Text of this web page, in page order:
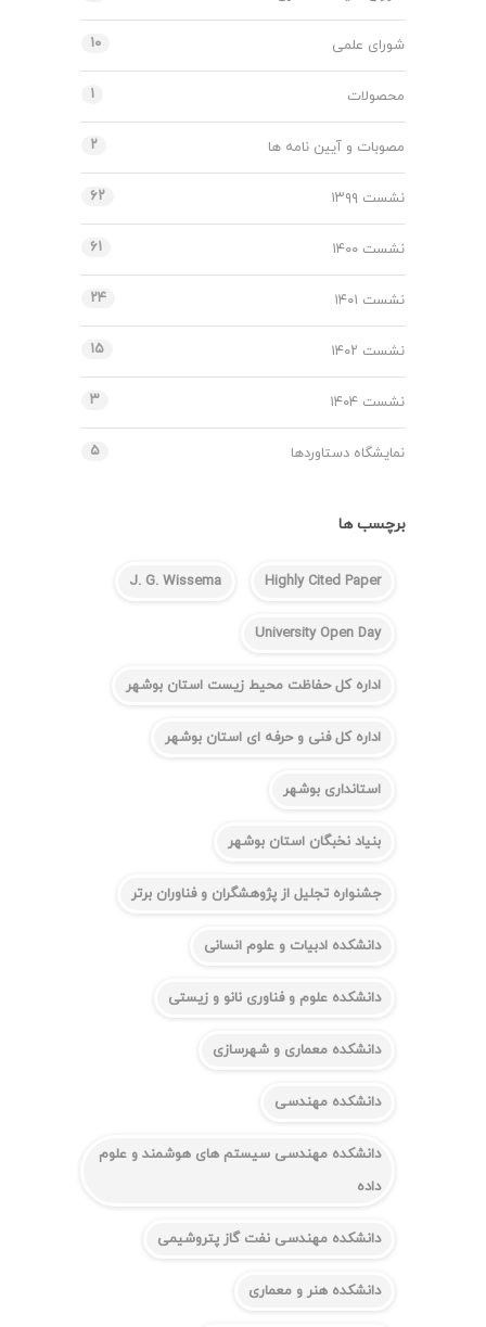
شورای علمی ۱۰
محصولات ۱
مصوبات و آیین نامه ها ۲
نشست ۱۳۹۹ ۶۲
نشست ۱۴۰۰ ۶۱
نشست ۱۴۰۱ ۲۴
نشست ۱۴۰۲ ۱۵
نشست ۱۴۰۴ ۳
نمایشگاه دستاوردها ۵
برچسب ها
Highly Cited Paper
J. G. Wissema
University Open Day
اداره کل حفاظت محیط زیست استان بوشهر
اداره کل فنی و حرفه ای استان بوشهر
استانداری بوشهر
بنیاد نخبگان استان بوشهر
جشنواره تجلیل از پژوهشگران و فناوران برتر
دانشکده ادبیات و علوم انسانی
دانشکده علوم و فناوری نانو و زیستی
دانشکده معماری و شهرسازی
دانشکده مهندسی
دانشکده مهندسی سیستم های هوشمند و علوم
داده
دانشکده مهندسی نفت گاز پتروشیمی
دانشکده هنر و معماری